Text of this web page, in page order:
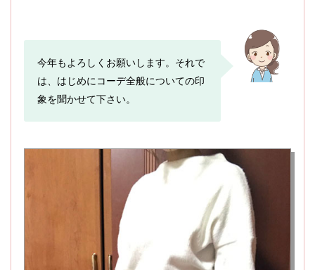
今年もよろしくお願いします。それで
は、はじめにコーデ全般についての印
象を聞かせて下さい。